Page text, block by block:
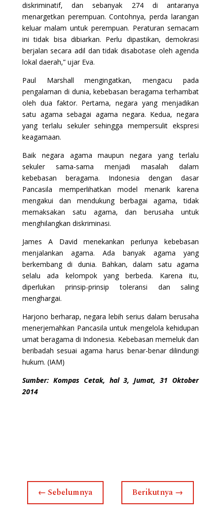
diskriminatif, dan sebanyak 274 di antaranya
menargetkan perempuan. Contohnya, perda larangan
keluar malam untuk perempuan. Peraturan semacam
ini tidak bisa dibiarkan. Perlu dipastikan, demokrasi
berjalan secara adil dan tidak disabotase oleh agenda
lokal daerah,” ujar Eva.
Paul Marshall mengingatkan, mengacu pada
pengalaman di dunia, kebebasan beragama terhambat
oleh dua faktor. Pertama, negara yang menjadikan
satu agama sebagai agama negara. Kedua, negara
yang terlalu sekuler sehingga mempersulit ekspresi
keagamaan.
Baik negara agama maupun negara yang terlalu
sekuler sama-sama menjadi masalah dalam
kebebasan beragama. Indonesia dengan dasar
Pancasila memperlihatkan model menarik karena
mengakui dan mendukung berbagai agama, tidak
memaksakan satu agama, dan berusaha untuk
menghilangkan diskriminasi.
James A David menekankan perlunya kebebasan
menjalankan agama. Ada banyak agama yang
berkembang di dunia. Bahkan, dalam satu agama
selalu ada kelompok yang berbeda. Karena itu,
diperlukan prinsip-prinsip toleransi dan saling
menghargai.
Harjono berharap, negara lebih serius dalam berusaha
menerjemahkan Pancasila untuk mengelola kehidupan
umat beragama di Indonesia. Kebebasan memeluk dan
beribadah sesuai agama harus benar-benar dilindungi
hukum. (IAM)
Sumber: Kompas Cetak, hal 3, Jumat, 31 Oktober
2014
← Sebelumnya Berikutnya →